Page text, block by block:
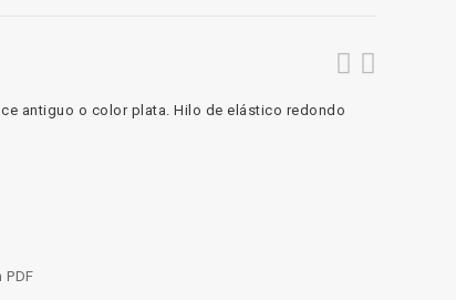
antiguo o color plata. Hilo de elástico redondo
PDF